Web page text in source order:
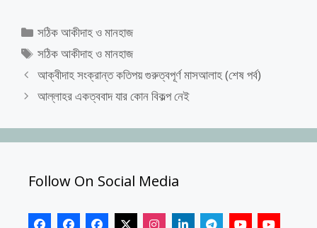
Categories
সঠিক আকীদাহ ও মানহাজ
Tags
সঠিক আকীদাহ ও মানহাজ
আক্বীদাহ সংক্রান্ত কতিপয় গুরুত্বপূর্ণ মাসআলাহ (শেষ পর্ব)
আল্লাহর একত্ববাদ যার কোন বিকল্প নেই
Follow On Social Media